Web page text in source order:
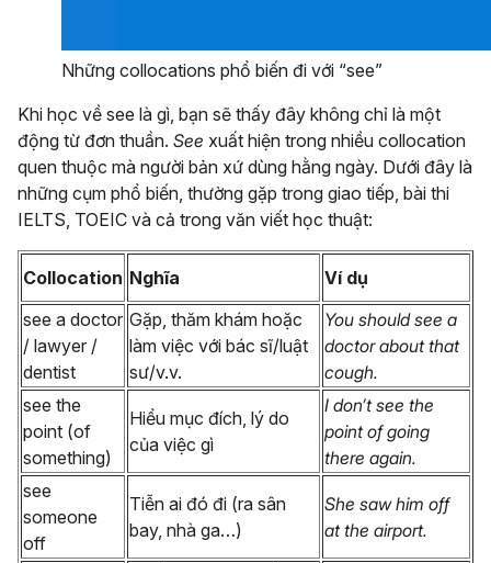
Những collocations phổ biến đi với “see”
Khi học về see là gì, bạn sẽ thấy đây không chỉ là một
động từ đơn thuần. See xuất hiện trong nhiều collocation
quen thuộc mà người bản xứ dùng hằng ngày. Dưới đây là
những cụm phổ biến, thường gặp trong giao tiếp, bài thi
IELTS, TOEIC và cả trong văn viết học thuật:
Collocation Nghĩa
Ví dụ
see a doctor
/ lawyer /
dentist
Gặp, thăm khám hoặc
làm việc với bác sĩ/luật
sư/v.v.
You should see a
doctor about that
cough.
see the
point (of
something)
Hiểu mục đích, lý do
của việc gì
I don’t see the
point of going
there again.
see
someone
off
Tiễn ai đó đi (ra sân
bay, nhà ga…)
She saw him off
at the airport.